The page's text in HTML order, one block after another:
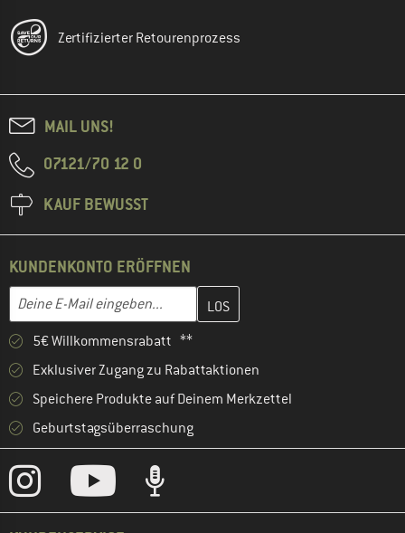
Zertifizierter Retourenprozess
MAIL UNS!
07121/70 12 0
KAUF BEWUSST
KUNDENKONTO ERÖFFNEN
E-Mail-Adresse
Gib hier deine E-Mail-Adresse ein und erstelle im nächsten
5€ Willkommensrabatt **
Exklusiver Zugang zu Rabattaktionen
Speichere Produkte auf Deinem Merkzettel
Geburtstagsüberraschung